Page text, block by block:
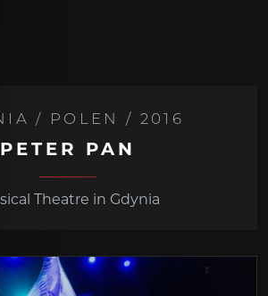
/ POLEN / 2016
PETER PAN
Theatre in Gdynia